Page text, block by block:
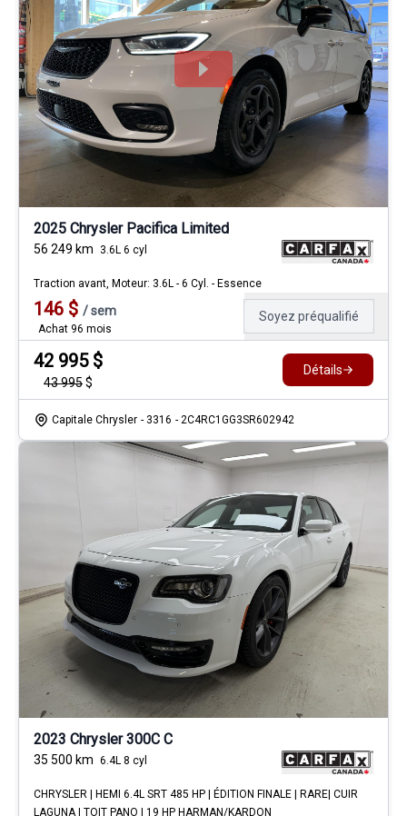
2025 Chrysler Pacifica Limited
56 249 km 3.6L 6 cyl
Traction avant, Moteur: 3.6L - 6 Cyl. - Essence
146 $ /sem
Achat 96 mois
Soyez préqualifié
42 995$
43 995$
Détails
Capitale Chrysler - 3316 - 2C4RC1GG3SR602942
2023 Chrysler 300C C
35 500 km 6.4L 8 cyl
CHRYSLER | HEMI 6.4L SRT 485 HP | ÉDITION FINALE | RARE| CUIR
LAGUNA | TOIT PANO | 19 HP HARMAN/KARDON